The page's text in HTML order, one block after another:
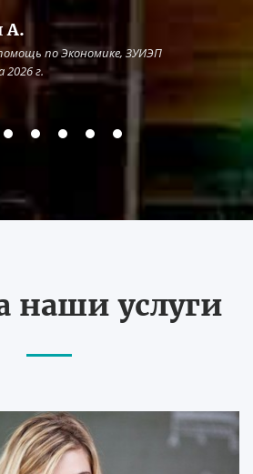
А.
по Экономике, ЗУИЭП
2026 г.
наши услуги